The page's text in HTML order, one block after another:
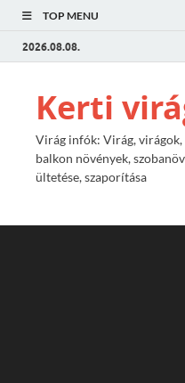
TOP MENU
2026.08.08.
Kerti
Virág infók: Virág,
balkon növények,
ültetése, szaporítása